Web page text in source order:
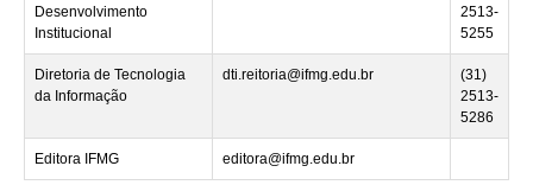
Desenvolvimento
Institucional
2513-
5255
Diretoria de Tecnologia
da Informação
dti.reitoria@ifmg.edu.br
(31)
2513-
5286
Editora IFMG editora@ifmg.edu.br